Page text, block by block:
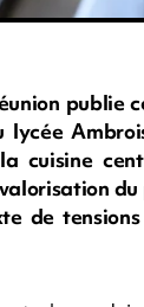
publie
cuisine
du
de